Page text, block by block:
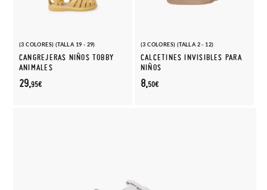
(3 COLORES) (TALLA 19 - 29)
CANGREJERAS NIÑOS TOBBY
ANIMALES
29,95€
(3 COLORES) (TALLA 2 - 12)
CALCETINES INVISIBLES PARA
NIÑOS
8,50€